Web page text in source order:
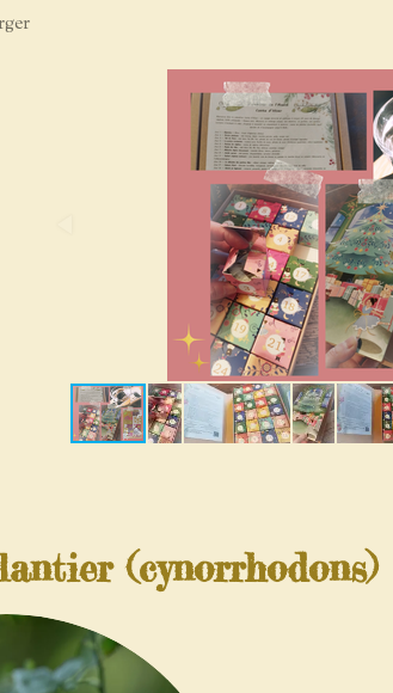
(cynorrhodons)